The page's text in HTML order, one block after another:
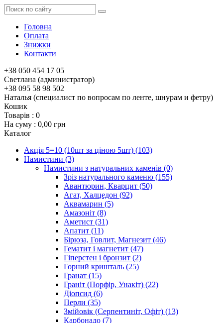
Головна
Оплата
Знижки
Контакти
+38 050 454 17 05
Светлана (администратор)
+38 095 58 98 502
Наталья (специалист по вопросам по ленте, шнурам и фетру)
Кошик
Товарів : 0
На суму : 0,00 грн
Каталог
Акція 5=10 (10шт за ціною 5шт) (103)
Намистини (3)
Намистини з натуральних каменів (0)
Зріз натурального каменю (155)
Авантюрин, Кварцит (50)
Агат, Халцедон (92)
Аквамарин (5)
Амазоніт (8)
Аметист (31)
Апатит (11)
Бірюза, Говлит, Магнезит (46)
Гематит і магнетит (47)
Гіперстен і бронзит (2)
Горний кришталь (25)
Гранат (15)
Граніт (Порфір, Унакіт) (22)
Діопсид (6)
Перли (35)
Змійовік (Серпентиніт, Офіт) (13)
Карбонадо (7)